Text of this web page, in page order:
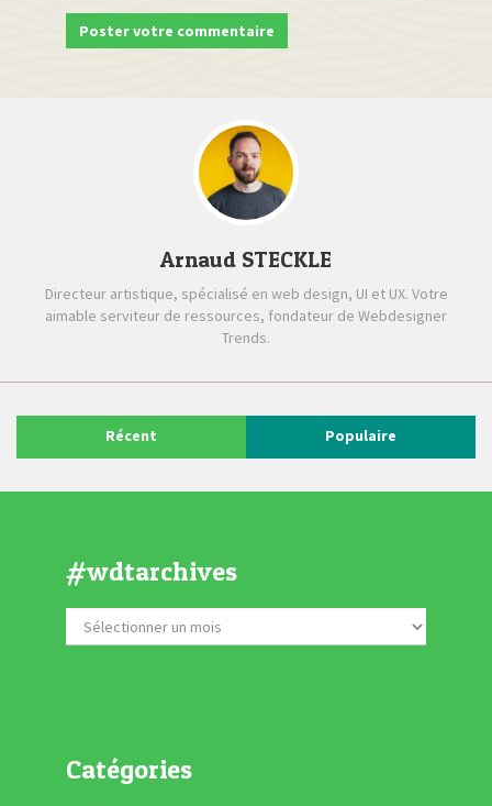
Arnaud STECKLE
Directeur artistique, spécialisé en web design, UI et UX. Votre
aimable serviteur de ressources, fondateur de Webdesigner
Trends.
Récent Populaire
#wdtarchives
Catégories